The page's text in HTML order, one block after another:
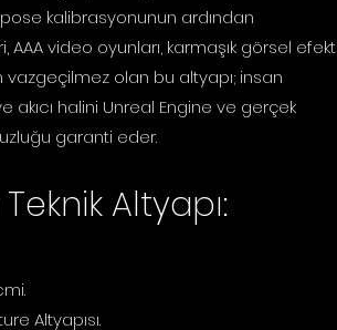
kalibrasyonunun ardından
video oyunları, karmaşık görsel efekt
olan bu altyapı; insan
halini Unreal Engine ve gerçek
garanti eder.
Altyapı:
Altyapısı.